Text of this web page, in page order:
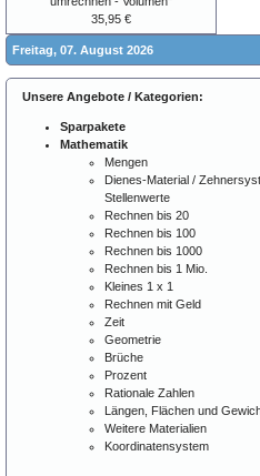
35,95 €
Freitag, 07. August 2026
Unsere Angebote / Kategorien:
Sparpakete
Mathematik
Mengen
Dienes-Material /
Stellenwerte
Rechnen bis 20
Rechnen bis 100
Rechnen bis 1000
Rechnen bis 1 Mio.
Kleines 1 x 1
Rechnen mit Geld
Zeit
Geometrie
Brüche
Prozent
Rationale Zahlen
Längen, Flächen und
Weitere Materialien
Koordinatensystem